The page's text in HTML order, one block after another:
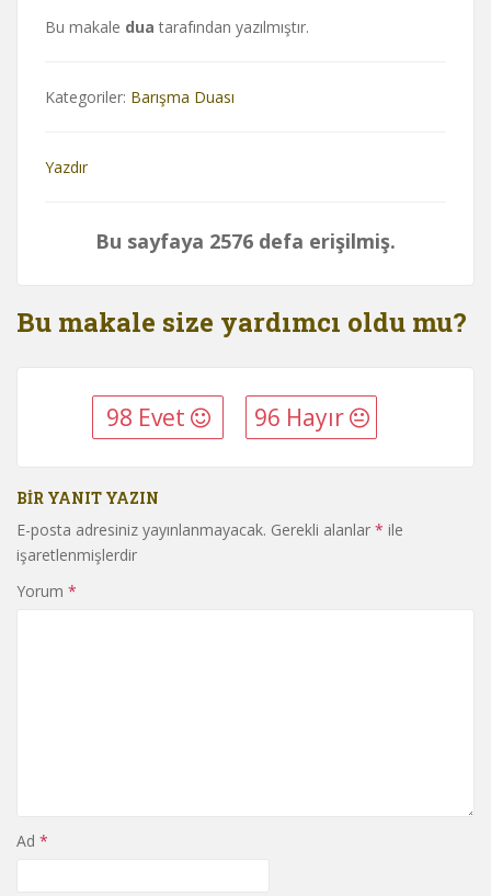
Bu makale dua tarafından yazılmıştır.
Kategoriler: Barışma Duası
Yazdır
Bu sayfaya 2576 defa erişilmiş.
Bu makale size yardımcı oldu mu?
98 Evet 96 Hayır
BIR YANIT YAZIN
E-posta adresiniz yayınlanmayacak. Gerekli alanlar * ile
işaretlenmişlerdir
Yorum *
Ad *